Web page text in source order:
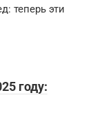
теперь эти
году: